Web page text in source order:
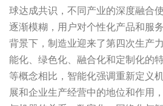
球达成共识，不同产业的深度融合
逐渐模糊，用户对个性化产品和服
背景下，制造业迎来了第四次生产
能化、绿色化、融合化和定制化的
等概念相比，智能化强调重新定义
展和企业生产经营中的地位和作用